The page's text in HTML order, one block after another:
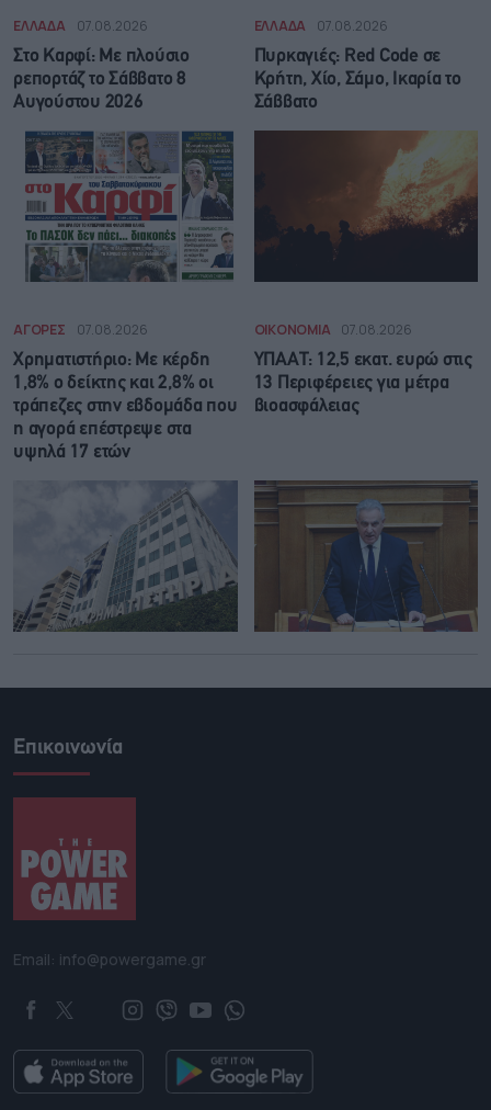
ΕΛΛΑΔΑ 07.08.2026
Στο Καρφί: Με πλούσιο
ρεπορτάζ το Σάββατο 8
Αυγούστου 2026
ΕΛΛΑΔΑ 07.08.2026
Πυρκαγιές: Red Code σε
Κρήτη, Χίο, Σάμο, Ικαρία το
Σάββατο
ΑΓΟΡΕΣ 07.08.2026
Χρηματιστήριο: Με κέρδη
1,8% ο δείκτης και 2,8% οι
τράπεζες στην εβδομάδα που
η αγορά επέστρεψε στα
υψηλά 17 ετών
ΟΙΚΟΝΟΜΙΑ 07.08.2026
ΥΠΑΑΤ: 12,5 εκατ. ευρώ στις
13 Περιφέρειες για μέτρα
βιοασφάλειας
Επικοινωνία
Email: info@powergame.gr